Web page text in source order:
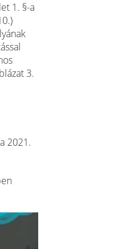
1. §-a
3.
2021.